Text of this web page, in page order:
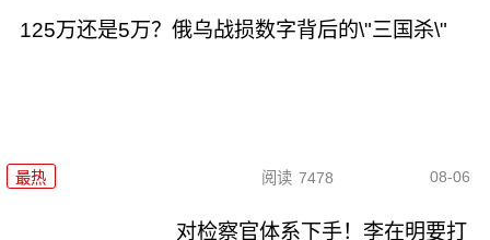
125万还是5万？俄乌战损数字背后的\"三国杀\"
最热 阅读 7478 08-06
对检察官体系下手！李在明要打